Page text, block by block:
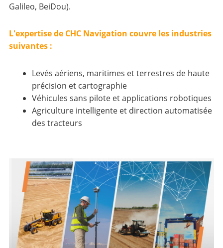
Galileo, BeiDou).
L'expertise de CHC Navigation couvre les industries
suivantes :
Levés aériens, maritimes et terrestres de haute
précision et cartographie
Véhicules sans pilote et applications robotiques
Agriculture intelligente et direction automatisée
des tracteurs